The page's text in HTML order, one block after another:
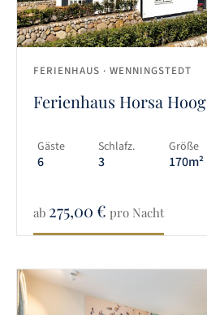
FERIENHAUS · WENNINGSTEDT
Ferienhaus Horsa Hoog
Gäste
6
Schlafz.
3
Größe
170m²
ab 275,00€ pro Nacht